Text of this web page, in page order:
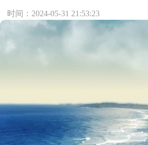
时间：2024-05-31 21:53:23